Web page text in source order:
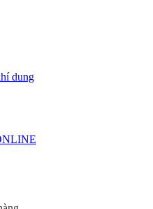
dung